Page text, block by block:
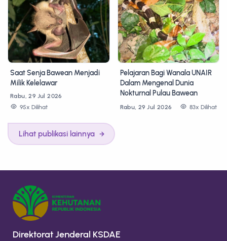
Saat Senja Bawean Menjadi
Milik Kelelawar
Rabu, 29 Jul 2026
95x Dilihat
Pelajaran Bagi Wanala UNAIR
Dalam Mengenal Dunia
Nokturnal Pulau Bawean
Rabu, 29 Jul 2026 83x Dilihat
Lihat publikasi lainnya
Direktorat Jenderal KSDAE